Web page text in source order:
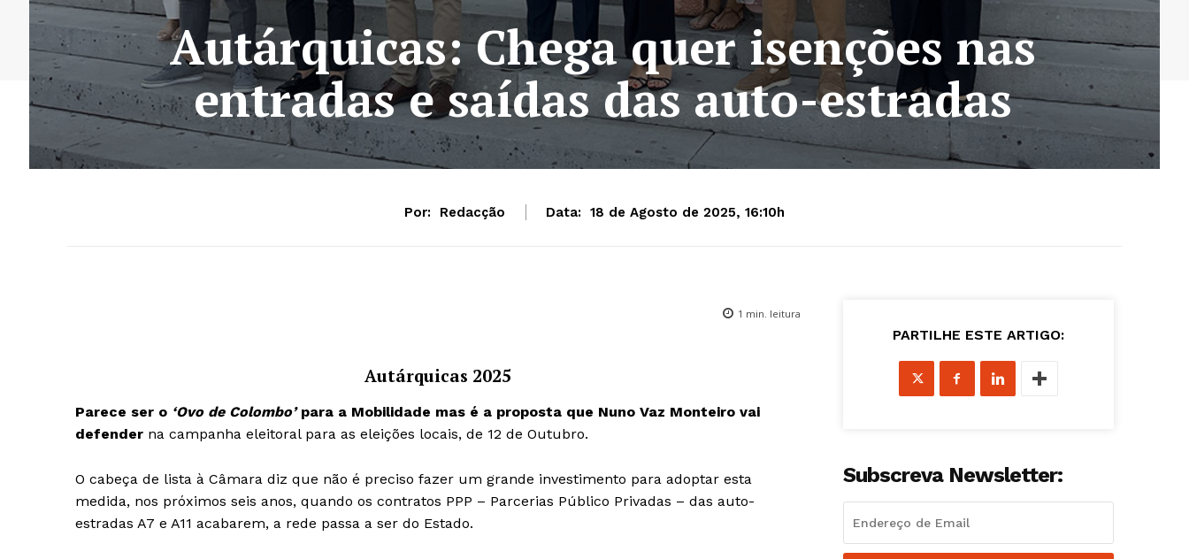
Autárquicas: Chega quer isenções nas
entradas e saídas das auto-estradas
Por: Redacção Data: 18 de Agosto de 2025, 16:10h
1 min. leitura
Autárquicas 2025
Parece ser o ‘Ovo de Colombo’para a Mobilidade mas é a proposta que Nuno Vaz Monteiro vai
defender na campanha eleitoral para as eleições locais, de 12 de Outubro.
O cabeça de lista à Câmara diz que não é preciso fazer um grande investimento para adoptar esta
medida, nos próximos seis anos, quando os contratos PPP – Parcerias Público Privadas – das auto-
estradas A7 e A11 acabarem, a rede passa a ser do Estado.
PARTILHE ESTE ARTIGO:
Subscreva Newsletter: